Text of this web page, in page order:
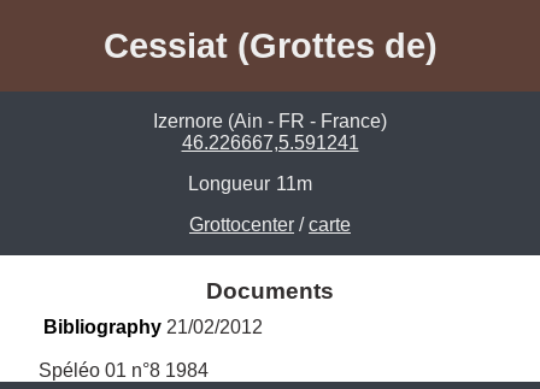
Cessiat (Grottes de)
Izernore (Ain - FR - France)
46.226667,5.591241
Longueur 11m
Grottocenter /carte
Documents
Bibliography 21/02/2012
Spéléo 01 n°8 1984